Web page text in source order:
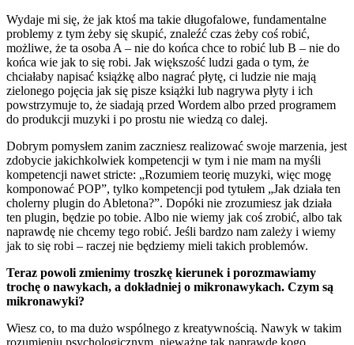
Wydaje mi się, że jak ktoś ma takie długofalowe, fundamentalne
problemy z tym żeby się skupić, znaleźć czas żeby coś robić,
możliwe, że ta osoba A – nie do końca chce to robić lub B – nie do
końca wie jak to się robi. Jak większość ludzi gada o tym, że
chciałaby napisać książkę albo nagrać płytę, ci ludzie nie mają
zielonego pojęcia jak się pisze książki lub nagrywa płyty i ich
powstrzymuje to, że siadają przed Wordem albo przed programem
do produkcji muzyki i po prostu nie wiedzą co dalej.
Dobrym pomysłem zanim zaczniesz realizować swoje marzenia, jest
zdobycie jakichkolwiek kompetencji w tym i nie mam na myśli
kompetencji nawet stricte: „Rozumiem teorię muzyki, więc mogę
komponować POP”, tylko kompetencji pod tytułem „Jak działa ten
cholerny plugin do Abletona?”. Dopóki nie zrozumiesz jak działa
ten plugin, będzie po tobie. Albo nie wiemy jak coś zrobić, albo tak
naprawdę nie chcemy tego robić. Jeśli bardzo nam zależy i wiemy
jak to się robi – raczej nie będziemy mieli takich problemów.
Teraz powoli zmienimy troszkę kierunek i porozmawiamy
trochę o nawykach, a dokładniej o mikronawykach. Czym są
mikronawyki?
Wiesz co, to ma dużo wspólnego z kreatywnością. Nawyk w takim
rozumieniu psychologicznym, nieważne tak naprawdę kogo